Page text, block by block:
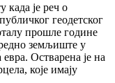
када је реч о
геодетског
прошле године
земљиште у
Остварена је на
које имају